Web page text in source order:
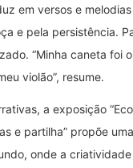
em versos e
e pela persistência.
“Minha caneta foi
violão”, resume.
a exposição
e partilha” propõe
onde a